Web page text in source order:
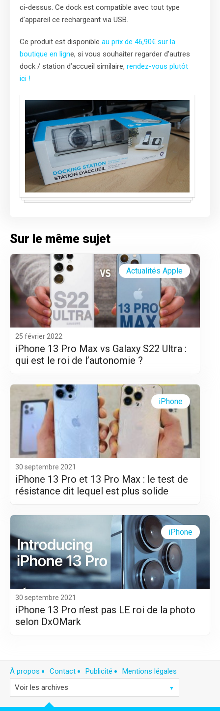
ci-dessus. Ce dock est compatible avec tout type
d’appareil ce rechargeant via USB.
Ce produit est disponible au prix de 46,90€ sur la
boutique en ligne, si vous souhaiter regarder d’autres
dock / station d’accueil similaire, rendez-vous plutôt
ici !
Sur le même sujet
25 février 2022
iPhone 13 Pro Max vs Galaxy S22 Ultra :
qui est le roi de l’autonomie ?
Actualités Apple
30 septembre 2021
iPhone 13 Pro et 13 Pro Max : le test de
résistance dit lequel est plus solide
iPhone
30 septembre 2021
iPhone 13 Pro n’est pas LE roi de la photo
selon DxOMark
iPhone
À propos Contact Publicité Mentions légales